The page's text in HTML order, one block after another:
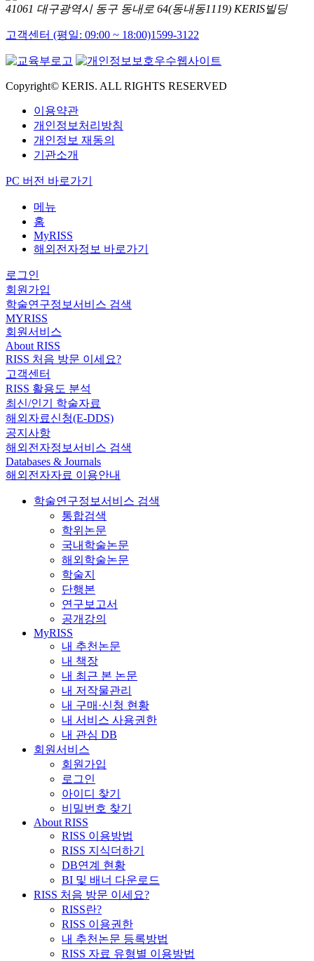
41061 대구광역시 동구 동내로 64(동내동1119) KERIS빌딩
고객센터 (평일: 09:00 ~ 18:00)1599-3122
Copyright© KERIS. ALL RIGHTS RESERVED
이용약관
개인정보처리방침
개인정보 재동의
기관소개
PC 버전 바로가기
메뉴
홈
MyRISS
해외전자정보 바로가기
로그인
회원가입
학술연구정보서비스 검색
MYRISS
회원서비스
About RISS
RISS 처음 방문 이세요?
고객센터
RISS 활용도 분석
최신/인기 학술자료
해외자료신청(E-DDS)
공지사항
해외전자정보서비스 검색
Databases & Journals
해외전자자료 이용안내
학술연구정보서비스 검색
통합검색
학위논문
국내학술논문
해외학술논문
학술지
단행본
연구보고서
공개강의
MyRISS
내 추천논문
내 책장
내 최근 본 논문
내 저작물관리
내 구매·신청 현황
내 서비스 사용권한
내 관심 DB
회원서비스
회원가입
로그인
아이디 찾기
비밀번호 찾기
About RISS
RISS 이용방법
RISS 지식더하기
DB연계 현황
BI 및 배너 다운로드
RISS 처음 방문 이세요?
RISS란?
RISS 이용권한
내 추천논문 등록방법
RISS 자료 유형별 이용방법